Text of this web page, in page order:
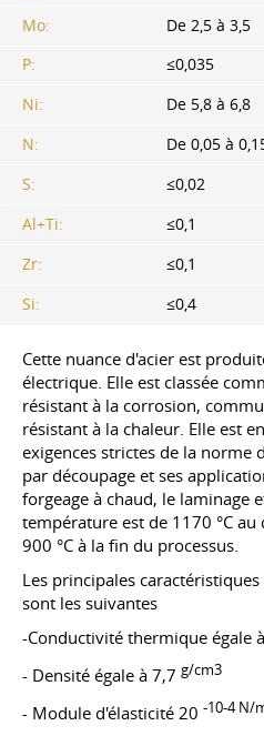
Mo:
De 2,5 à 3,5
P:
≤0,035
Ni:
De 5,8 à 6,8
N:
De 0,05 à
S:
≤0,02
Al+Ti:
≤0,1
Zr:
≤0,1
Si:
≤0,4
Cette nuance d'acier est
électrique. Elle est classée
résistant à la corrosion,
résistant à la chaleur. Elle est
exigences strictes de la norme
par découpage et ses
forgeage à chaud, le laminage
température est de 1170 °C
900 °C à la fin du processus.
Les principales
sont les suivantes
-Conductivité thermique égale
- Densité égale à 7,7 g/cm3
- Module d'élasticité 20 -10-4 N/